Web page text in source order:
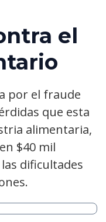
el
por el fraude
que esta
alimentaria,
$40 mil
dificultades